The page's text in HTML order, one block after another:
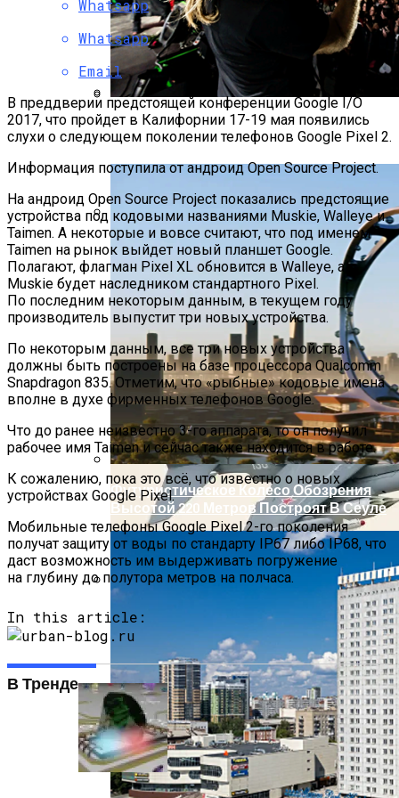
Как Сломать IPhone При Смене Даты
«Ошибка 1970» Дает Возможность
На Все 100% Вывести Из Строя IOS-
Устройство
Qualcomm Анонсировала Платформу
Для Смарт-Часов Snapdragon Wear
Вьетнам Заказал 18 Новейших
Российских Як-130М
Музыкантов Группы «Би-2» Задержала
Туристическая Полиция Пхукета
Футуристическое Колесо Обозрения
Высотой 220 Метров Построят В Сеуле
Whatsapp
Whatsapp
Email
В преддверии предстоящей конференции Google I/O
2017, что пройдет в Калифорнии 17-19 мая появились
слухи о следующем поколении телефонов Google Pixel 2.
Информация поступила от андроид Open Source Project.
На андроид Open Source Project показались предстоящие
устройства под кодовыми названиями Muskie, Walleye и
Taimen. А некоторые и вовсе считают, что под именем
Taimen на рынок выйдет новый планшет Google.
Полагают, флагман Pixel XL обновится в Walleye, а
Muskie будет наследником стандартного Pixel.
По последним некоторым данным, в текущем году
производитель выпустит три новых устройства.
По некоторым данным, все три новых устройства
должны быть построены на базе процессора Qualcomm
Snapdragon 835. Отметим, что «рыбные» кодовые имена
вполне в духе фирменных телефонов Google.
Что до ранее неизвестно 3-го аппарата, то он получил
рабочее имя Taimen и сейчас также находится в работе.
К сожалению, пока это всё, что известно о новых
устройствах Google Pixel.
Мобильные телефоны Google Pixel 2-го поколения
получат защиту от воды по стандарту IP67 либо IP68, что
даст возможность им выдерживать погружение
на глубину до полутора метров на полчаса.
In this article:
В Тренде